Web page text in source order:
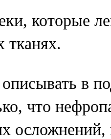
которые
тканях.
в
что